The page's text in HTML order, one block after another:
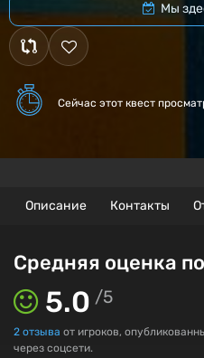
Мы
Сейчас этот квест
Описание Контакты
Средняя оценка
5.0 /5
2 отзыва от игроков,
через соцсети.